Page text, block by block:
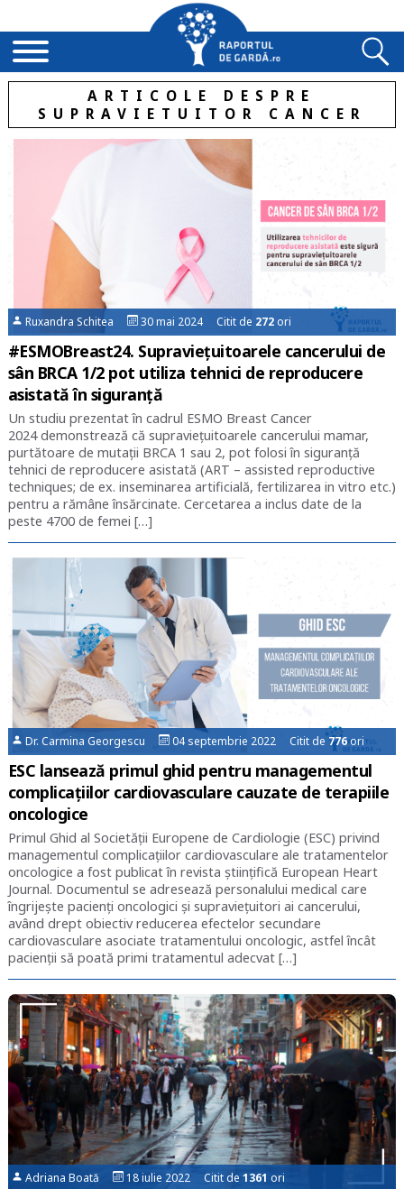
ARTICOLE DESPRE
SUPRAVIETUITOR CANCER
Ruxandra Schitea 30 mai 2024 Citit de 272 ori
#ESMOBreast24. Supraviețuitoarele cancerului de
sân BRCA 1/2 pot utiliza tehnici de reproducere
asistată în siguranță
Un studiu prezentat în cadrul ESMO Breast Cancer
2024 demonstrează că supraviețuitoarele cancerului mamar,
purtătoare de mutații BRCA 1 sau 2, pot folosi în siguranță
tehnici de reproducere asistată (ART – assisted reproductive
techniques; de ex. inseminarea artificială, fertilizarea in vitro etc.)
pentru a rămâne însărcinate. Cercetarea a inclus date de la
peste 4700 de femei […]
Dr. Carmina Georgescu 04 septembrie 2022 Citit de 776ori
ESC lansează primul ghid pentru managementul
complicațiilor cardiovasculare cauzate de terapiile
oncologice
Primul Ghid al Societății Europene de Cardiologie (ESC) privind
managementul complicațiilor cardiovasculare ale tratamentelor
oncologice a fost publicat în revista științifică European Heart
Journal. Documentul se adresează personalului medical care
îngrijește pacienți oncologici și supraviețuitori ai cancerului,
având drept obiectiv reducerea efectelor secundare
cardiovasculare asociate tratamentului oncologic, astfel încât
pacienții să poată primi tratamentul adecvat […]
Adriana Boată 18 iulie 2022 Citit de1361 ori